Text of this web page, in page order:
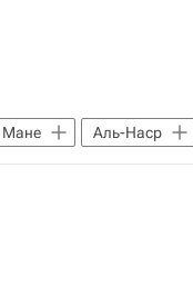
Мане Аль-Наср